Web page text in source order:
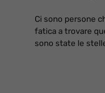
Ci sono persone
fatica a trovare
sono state le